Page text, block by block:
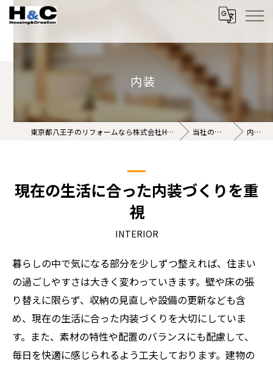
内装
東京都八王子のリフォームなら株式会社H&C 当社の特徴 内装
現在の生活に合った内装づくりを重
視
INTERIOR
暮らしの中で気になる部分を少しずつ整えれば、住まい
の過ごしやすさは大きく変わっていきます。壁や床の張
り替えに限らず、収納の見直しや設備の更新なども含
め、現在の生活に合った内装づくりを大切にしていま
す。また、素材の特性や配置のバランスにも配慮して、
毎日を快適に感じられるよう工夫しております。建物の